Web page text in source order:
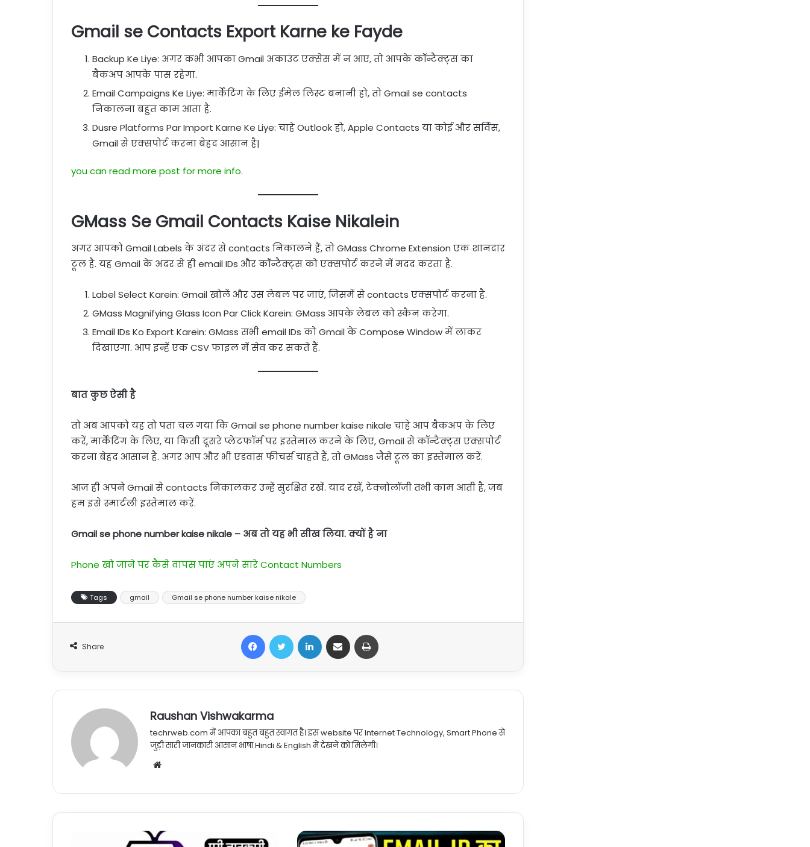
Gmail se Contacts Export Karne ke Fayde
Backup Ke Liye: अगर कभी आपका Gmail अकाउंट एक्सेस में न आए, तो आपके कॉन्टैक्ट्स का
बैकअप आपके पास रहेगा.
Email Campaigns Ke Liye: मार्केटिंग के लिए ईमेल लिस्ट बनानी हो, तो Gmail se contacts
निकालना बहुत काम आता है.
Dusre Platforms Par Import Karne Ke Liye: चाहे Outlook हो, Apple Contacts या कोई और सर्विस,
Gmail से एक्सपोर्ट करना बेहद आसान है|
you can read more post for more info.
GMass Se Gmail Contacts Kaise Nikalein
अगर आपको Gmail Labels के अंदर से contacts निकालने हैं, तो GMass Chrome Extension एक शानदार
टूल है. यह Gmail के अंदर से ही email IDs और कॉन्टैक्ट्स को एक्सपोर्ट करने में मदद करता है.
Label Select Karein: Gmail खोलें और उस लेबल पर जाएं, जिसमें से contacts एक्सपोर्ट करना है.
GMass Magnifying Glass Icon Par Click Karein: GMass आपके लेबल को स्कैन करेगा.
Email IDs Ko Export Karein: GMass सभी email IDs को Gmail के Compose Window में लाकर
दिखाएगा. आप इन्हें एक CSV फाइल में सेव कर सकते हैं.
बात कुछ ऐसी है
तो अब आपको यह तो पता चल गया कि Gmail se phone number kaise nikale चाहे आप बैकअप के लिए
करें, मार्केटिंग के लिए, या किसी दूसरे प्लेटफॉर्म पर इस्तेमाल करने के लिए, Gmail से कॉन्टैक्ट्स एक्सपोर्ट
करना बेहद आसान है. अगर आप और भी एडवांस फीचर्स चाहते हैं, तो GMass जैसे टूल का इस्तेमाल करें.
आज ही अपने Gmail से contacts निकालकर उन्हें सुरक्षित रखें. याद रखें, टेक्नोलॉजी तभी काम आती है, जब
हम इसे स्मार्टली इस्तेमाल करें.
Gmail se phone number kaise nikale – अब तो यह भी सीख लिया. क्यों है ना
Phone खो जाने पर कैसे वापस पाएं अपने सारे Contact Numbers
Tags gmail Gmail se phone number kaise nikale
Share
FacebookTwitter LinkedIn Share via Email
Raushan Vishwakarma
techrweb.com में आपका बहुत बहुत स्वागत है। इस website पर Internet Technology, Smart Phone से
जुड़ी सारी जानकारी आसान भाषा Hindi & English में देखने को मिलेगी।
Website